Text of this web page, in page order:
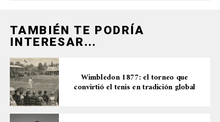
TAMBIÉN TE PODRÍA
INTERESAR...
Wimbledon 1877: el torneo que
convirtió el tenis en tradición global